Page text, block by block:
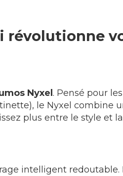
révolutionne
Nyxel . Pensé pour
le Nyxel combine
plus entre le style et
intelligent redoutable.